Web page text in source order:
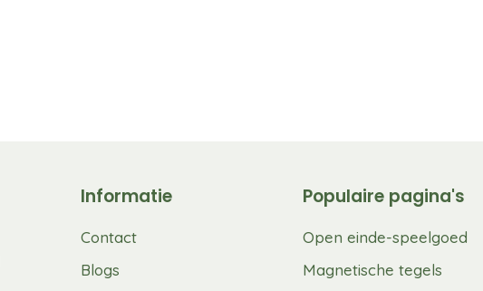
Informatie
Contact
Blogs
Populaire pagina's
Open einde-speelgoed
Magnetische tegels